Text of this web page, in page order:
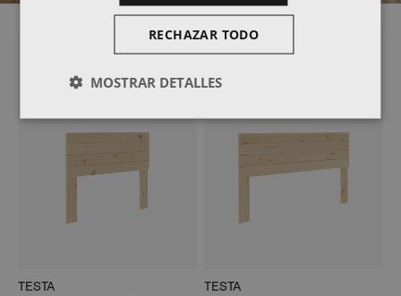
TESTA TESTA
RECHAZAR TODO
MOSTRAR DETALLES